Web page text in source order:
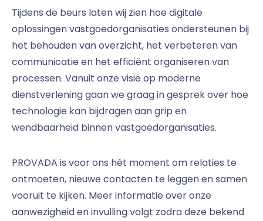
Tijdens de beurs laten wij zien hoe digitale
oplossingen vastgoedorganisaties ondersteunen bij
het behouden van overzicht, het verbeteren van
communicatie en het efficiënt organiseren van
processen. Vanuit onze visie op moderne
dienstverlening gaan we graag in gesprek over hoe
technologie kan bijdragen aan grip en
wendbaarheid binnen vastgoedorganisaties.
PROVADA is voor ons hét moment om relaties te
ontmoeten, nieuwe contacten te leggen en samen
vooruit te kijken. Meer informatie over onze
aanwezigheid en invulling volgt zodra deze bekend